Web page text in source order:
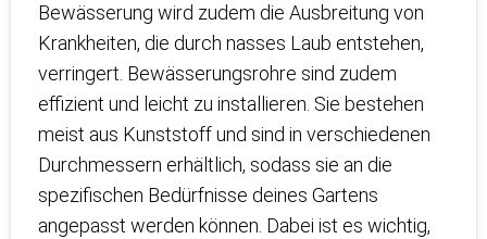
Bewässerung wird zudem die Ausbreitung von
Krankheiten, die durch nasses Laub entstehen,
verringert. Bewässerungsrohre sind zudem
effizient und leicht zu installieren. Sie bestehen
meist aus Kunststoff und sind in verschiedenen
Durchmessern erhältlich, sodass sie an die
spezifischen Bedürfnisse deines Gartens
angepasst werden können. Dabei ist es wichtig,